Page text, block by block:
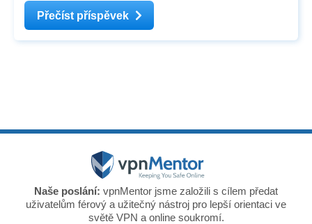
Přečíst příspěvek
Naše poslání: vpnMentor jsme založili s cílem předat
uživatelům férový a užitečný nástroj pro lepší orientaci ve
světě VPN a online soukromí.